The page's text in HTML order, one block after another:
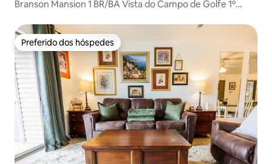
Branson Mansion 1 BR/BA Vista do Campo de Golfe 1º
Preferido dos hóspedes
Preferido dos hóspedes